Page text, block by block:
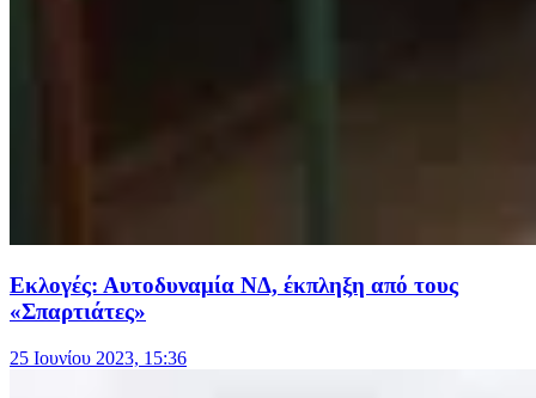
Εκλογές: Αυτοδυναμία ΝΔ, έκπληξη από τους
«Σπαρτιάτες»
25 Ιουνίου 2023, 15:36